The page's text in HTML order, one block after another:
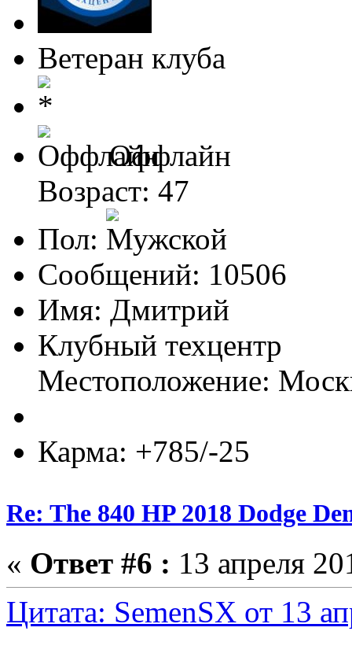
Ветеран клуба
Оффлайн
Возраст: 47
Пол:
Сообщений: 10506
Имя: Дмитрий
Клубный техцентр
Местоположение:
Карма: +785/-25
Re: The 840 HP 2018 Dodge
« Ответ #6 : 13 апреля
Цитата: SemenSX от 13